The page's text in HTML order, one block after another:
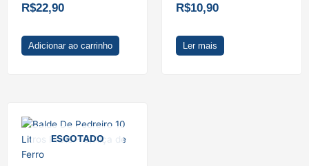
R$22,90
Adicionar ao carrinho
R$10,90
Ler mais
ESGOTADO